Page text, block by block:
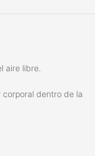
aire libre.
corporal dentro de la